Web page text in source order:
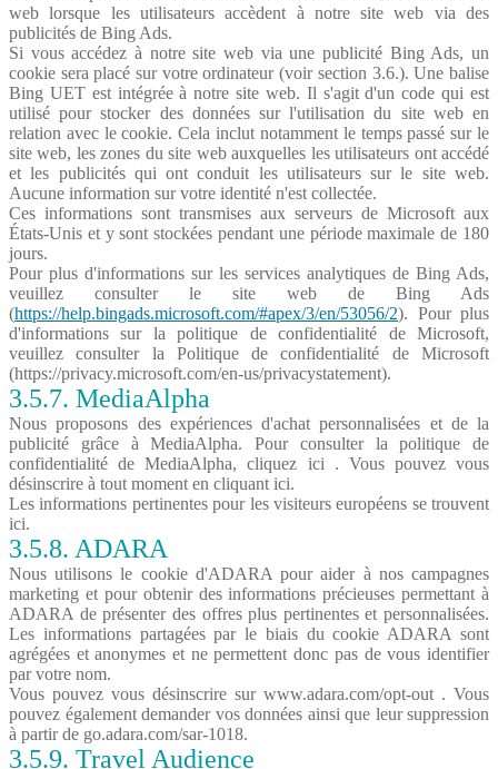
web lorsque les utilisateurs accèdent à notre site web via des
publicités de Bing Ads.
Si vous accédez à notre site web via une publicité Bing Ads, un
cookie sera placé sur votre ordinateur (voir section 3.6.). Une balise
Bing UET est intégrée à notre site web. Il s'agit d'un code qui est
utilisé pour stocker des données sur l'utilisation du site web en
relation avec le cookie. Cela inclut notamment le temps passé sur le
site web, les zones du site web auxquelles les utilisateurs ont accédé
et les publicités qui ont conduit les utilisateurs sur le site web.
Aucune information sur votre identité n'est collectée.
Ces informations sont transmises aux serveurs de Microsoft aux
États-Unis et y sont stockées pendant une période maximale de 180
jours.
Pour plus d'informations sur les services analytiques de Bing Ads,
veuillez consulter le site web de Bing Ads
(https://help.bingads.microsoft.com/#apex/3/en/53056/2). Pour plus
d'informations sur la politique de confidentialité de Microsoft,
veuillez consulter la Politique de confidentialité de Microsoft
(https://privacy.microsoft.com/en-us/privacystatement).
3.5.7. MediaAlpha
Nous proposons des expériences d'achat personnalisées et de la
publicité grâce à MediaAlpha. Pour consulter la politique de
confidentialité de MediaAlpha, cliquez ici . Vous pouvez vous
désinscrire à tout moment en cliquant ici.
Les informations pertinentes pour les visiteurs européens se trouvent
ici.
3.5.8. ADARA
Nous utilisons le cookie d'ADARA pour aider à nos campagnes
marketing et pour obtenir des informations précieuses permettant à
ADARA de présenter des offres plus pertinentes et personnalisées.
Les informations partagées par le biais du cookie ADARA sont
agrégées et anonymes et ne permettent donc pas de vous identifier
par votre nom.
Vous pouvez vous désinscrire sur www.adara.com/opt-out . Vous
pouvez également demander vos données ainsi que leur suppression
à partir de go.adara.com/sar-1018.
3.5.9. Travel Audience